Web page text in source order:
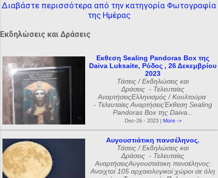
Διαβάστε περισσότερα από την κατηγορία Φωτογραφία
της Ημέρας
Εκδηλώσεις και Δράσεις
Εκθεση Sealing Pandoras Box της
Daiva Luksaite, Ρόδος , 26 Δεκεμβρίου
2023
Τάσεις / Εκδηλώσεις και
Δράσεις - Τελευταίες
ΑναρτήσειςΕλληνισμός / Κουλτούρα
- Τελευταίες ΑναρτήσειςΈκθεση Sealing
Pandoras Box της Daiva...
Dec-26 - 2023 | More ->
Αυγουστιάτικη πανσέληνος.
Τάσεις / Εκδηλώσεις και
Δράσεις - Τελευταίες
ΑναρτήσειςΑυγουστιάτικη πανσέληνος:
Ανοιχτοί 105 αρχαιολογικοί χώροι σε όλη